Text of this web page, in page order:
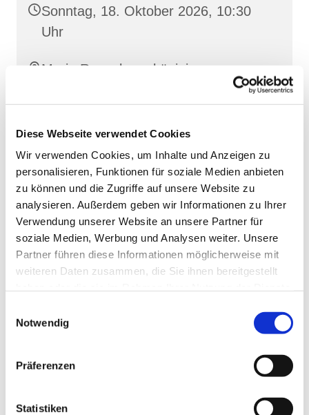
Diese Webseite verwendet Cookies
Wir verwenden Cookies, um Inhalte und Anzeigen zu
personalisieren, Funktionen für soziale Medien anbieten
zu können und die Zugriffe auf unsere Website zu
analysieren. Außerdem geben wir Informationen zu Ihrer
Verwendung unserer Website an unsere Partner für
soziale Medien, Werbung und Analysen weiter. Unsere
Partner führen diese Informationen möglicherweise mit
weiteren Daten zusammen, die Sie ihnen bereitgestellt
Notwendig
Präferenzen
Statistiken
Sonntag, 18. Oktober 2026, 10:30
Uhr
Maria Rosenkranzkönigin,
Reiferstraße 2A, 17109 Demmin